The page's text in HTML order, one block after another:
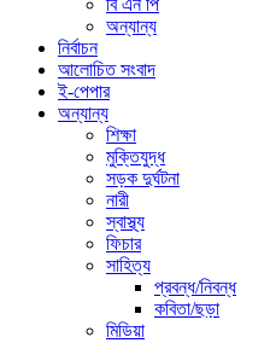
বি এন পি
অন্যান্য
নির্বাচন
আলোচিত সংবাদ
ই-পেপার
অন্যান্য
শিক্ষা
মুক্তিযুদ্ধ
সড়ক দুর্ঘটনা
নারী
স্বাস্থ্য
ফিচার
সাহিত্য
প্রবন্ধ/নিবন্ধ
কবিতা/ছড়া
মিডিয়া